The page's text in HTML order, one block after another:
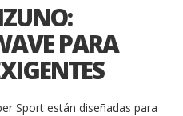
PARA
Sport están diseñadas para